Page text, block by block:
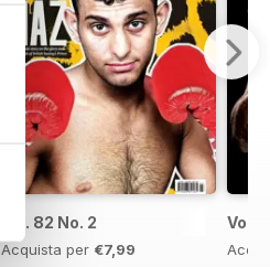
Vol. 82 No. 2
Acquista per €7,99
Vol.